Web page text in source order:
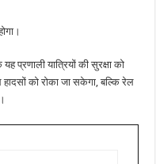
प्रणाली यात्रियों की सुरक्षा को
को रोका जा सकेगा, बल्कि रेल